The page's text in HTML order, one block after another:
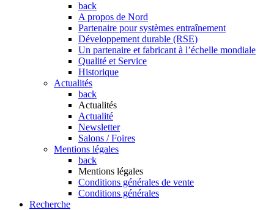
back
A propos de Nord
Partenaire pour systèmes entraînement
Développement durable (RSE)
Un partenaire et fabricant à l’échelle mondiale
Qualité et Service
Historique
Actualités
back
Actualités
Actualité
Newsletter
Salons / Foires
Mentions légales
back
Mentions légales
Conditions générales de vente
Conditions générales
Recherche